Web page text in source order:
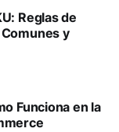
Reglas de
y
Funciona en la